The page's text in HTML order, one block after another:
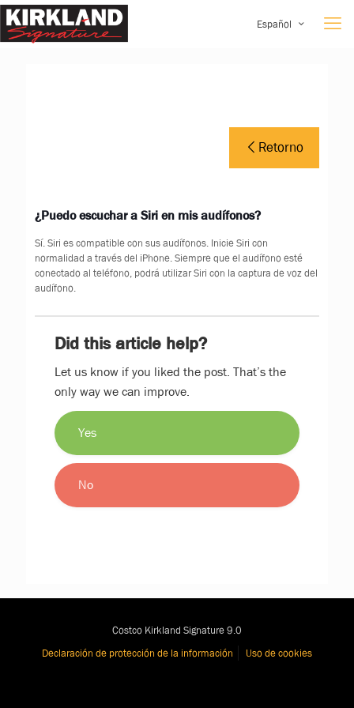
Español
Retorno
¿Puedo escuchar a Siri en mis audífonos?
Sí. Siri es compatible con sus audífonos. Inicie Siri con
normalidad a través del iPhone. Siempre que el audífono esté
conectado al teléfono, podrá utilizar Siri con la captura de voz del
audífono.
Did this article help?
Let us know if you liked the post. That’s the
only way we can improve.
Yes
No
Costco Kirkland Signature 9.0
Declaración de protección de la información
Uso de cookies